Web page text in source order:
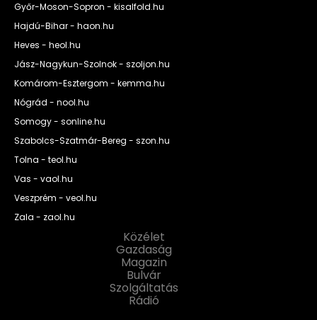
Győr-Moson-Sopron - kisalfold.hu
Hajdú-Bihar - haon.hu
Heves - heol.hu
Jász-Nagykun-Szolnok - szoljon.hu
Komárom-Esztergom - kemma.hu
Nógrád - nool.hu
Somogy - sonline.hu
Szabolcs-Szatmár-Bereg - szon.hu
Tolna - teol.hu
Vas - vaol.hu
Veszprém - veol.hu
Zala - zaol.hu
Közélet
Gazdaság
Magazin
Bulvár
Szolgáltatás
Rádió